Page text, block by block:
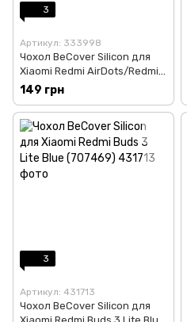
3
Артикул: 333998
Чохол BeCover Silicon для
Xiaomi Redmi AirDots/Redmi
AirDots 2/Redmi AirDots S
Red (703830)
149 грн
3
Артикул: 431713
Чохол BeCover Silicon для